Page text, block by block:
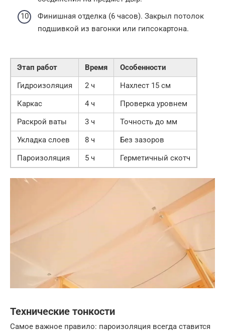
Финишная отделка (6 часов). Закрыл потолок
подшивкой из вагонки или гипсокартона.
Этап работ Время
Особенности
Гидроизоляция
2 ч
Нахлест 15 см
Каркас
4 ч
Проверка уровнем
Раскрой ваты
3 ч
Точность до мм
Укладка слоев
8 ч
Без зазоров
Пароизоляция
5 ч Герметичный скотч
Технические тонкости
Самое важное правило: пароизоляция всегда ставится